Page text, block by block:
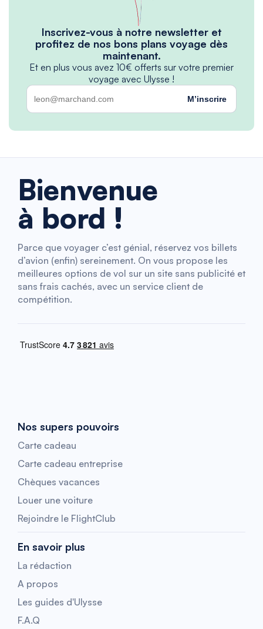
Inscrivez-vous à notre newsletter et
profitez de nos bons plans voyage dès
maintenant.
Et en plus vous avez 10€ offerts sur votre premier
voyage avec Ulysse !
M’inscrire
Bienvenue
à bord !
Parce que voyager c’est génial, réservez vos billets
d’avion (enfin) sereinement. On vous propose les
meilleures options de vol sur un site sans publicité et
sans frais cachés, avec un service client de
compétition.
Nos supers pouvoirs
Carte cadeau
Carte cadeau entreprise
Chèques vacances
Louer une voiture
Rejoindre le FlightClub
En savoir plus
La rédaction
A propos
Les guides d'Ulysse
F.A.Q